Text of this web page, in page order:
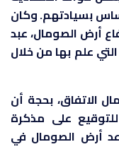
بسيادتهم. وكان
أرض الصومال، عبد
علم بها من خلال
الاتفاق، بحجة أن
على مذكرة
أرض الصومال في